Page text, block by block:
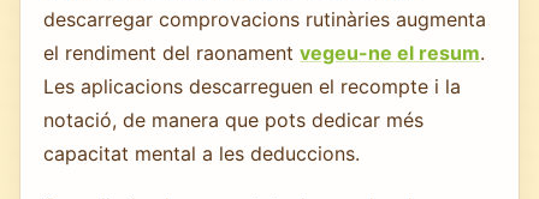
descarregar comprovacions rutinàries augmenta
el rendiment del raonamentvegeu-ne el resum.
Les aplicacions descarreguen el recompte i la
notació, de manera que pots dedicar més
capacitat mental a les deduccions.